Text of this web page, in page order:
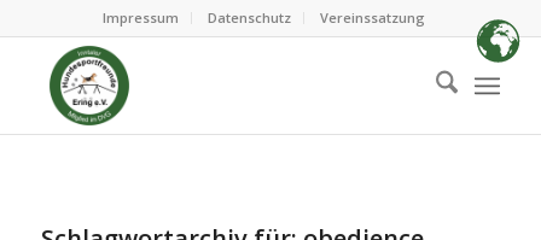
Impressum Datenschutz Vereinssatzung